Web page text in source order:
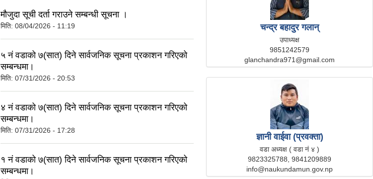
मौजुदा सूची दर्ता गराउने सम्बन्धी सूचना ।
मिति: 08/04/2026 - 11:19
५ नं वडाको ७(सात) दिने सार्वजनिक सूचना प्रकाशन गरिएको
सम्बन्धमा।
मिति: 07/31/2026 - 20:53
४ नं वडाको ७(सात) दिने सार्वजनिक सूचना प्रकाशन गरिएको
सम्बन्धमा।
मिति: 07/31/2026 - 17:28
१ नं वडाको ७(सात) दिने सार्वजनिक सूचना प्रकाशन गरिएको
सम्बन्धमा।
चन्द्र बहादुर गलान्
उपाध्यक्ष
9851242579
glanchandra971@gmail.com
ज्ञानी वाईवा (प्रवक्ता)
वडा अध्यक्ष ( वडा नं ४ )
9823325788, 9841209889
info@naukundamun.gov.np